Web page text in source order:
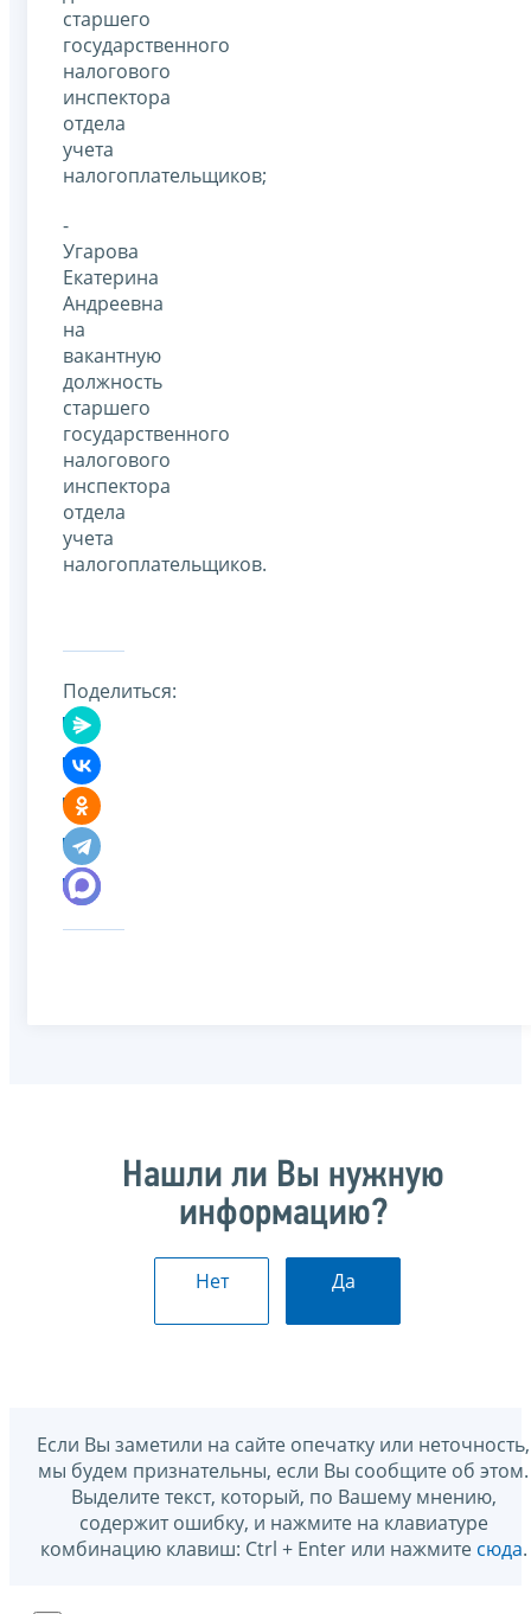
старшего
государственного
налогового
инспектора
отдела
учета
налогоплательщиков;
-
Угарова
Екатерина
Андреевна
на
вакантную
должность
старшего
государственного
налогового
инспектора
отдела
учета
налогоплательщиков.
Поделиться:
Нашли ли Вы нужную
информацию?
Нет Да
Если Вы заметили на сайте опечатку или неточность,
мы будем признательны, если Вы сообщите об этом.
Выделите текст, который, по Вашему мнению,
содержит ошибку, и нажмите на клавиатуре
комбинацию клавиш: Ctrl + Enter или нажмите сюда.